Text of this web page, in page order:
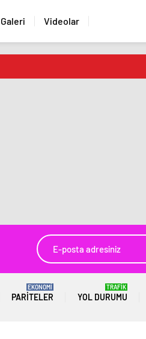
Videolar
PARITELER
EKONOMİ
YOL DURUMU
TRAFİK